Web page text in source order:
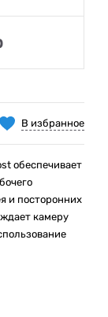
В избранное
обеспечивает
и посторонних
камеру